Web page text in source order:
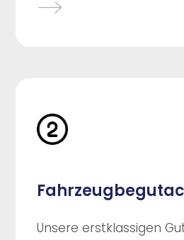
Unsere erstklassigen